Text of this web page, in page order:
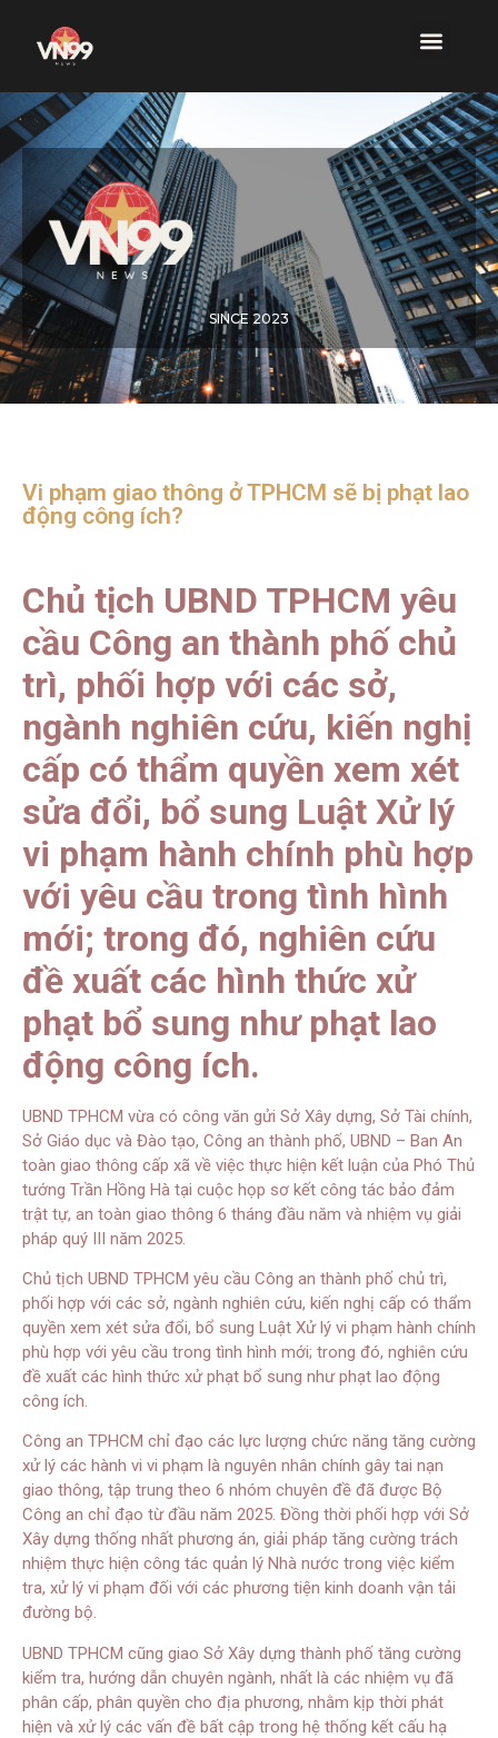
SINCE 2023
Vi phạm giao thông ở TPHCM sẽ bị phạt lao
động công ích?
Chủ tịch UBND TPHCM yêu
cầu Công an thành phố chủ
trì, phối hợp với các sở,
ngành nghiên cứu, kiến nghị
cấp có thẩm quyền xem xét
sửa đổi, bổ sung Luật Xử lý
vi phạm hành chính phù hợp
với yêu cầu trong tình hình
mới; trong đó, nghiên cứu
đề xuất các hình thức xử
phạt bổ sung như phạt lao
động công ích.
UBND TPHCM vừa có công văn gửi Sở Xây dựng, Sở Tài chính,
Sở Giáo dục và Đào tạo, Công an thành phố, UBND – Ban An
toàn giao thông cấp xã về việc thực hiện kết luận của Phó Thủ
tướng Trần Hồng Hà tại cuộc họp sơ kết công tác bảo đảm
trật tự, an toàn giao thông 6 tháng đầu năm và nhiệm vụ giải
pháp quý III năm 2025.
Chủ tịch UBND TPHCM yêu cầu Công an thành phố chủ trì,
phối hợp với các sở, ngành nghiên cứu, kiến nghị cấp có thẩm
quyền xem xét sửa đổi, bổ sung Luật Xử lý vi phạm hành chính
phù hợp với yêu cầu trong tình hình mới; trong đó, nghiên cứu
đề xuất các hình thức xử phạt bổ sung như phạt lao động
công ích.
Công an TPHCM chỉ đạo các lực lượng chức năng tăng cường
xử lý các hành vi vi phạm là nguyên nhân chính gây tai nạn
giao thông, tập trung theo 6 nhóm chuyên đề đã được Bộ
Công an chỉ đạo từ đầu năm 2025. Đồng thời phối hợp với Sở
Xây dựng thống nhất phương án, giải pháp tăng cường trách
nhiệm thực hiện công tác quản lý Nhà nước trong việc kiểm
tra, xử lý vi phạm đối với các phương tiện kinh doanh vận tải
đường bộ.
UBND TPHCM cũng giao Sở Xây dựng thành phố tăng cường
kiểm tra, hướng dẫn chuyên ngành, nhất là các nhiệm vụ đã
phân cấp, phân quyền cho địa phương, nhằm kịp thời phát
hiện và xử lý các vấn đề bất cập trong hệ thống kết cấu hạ